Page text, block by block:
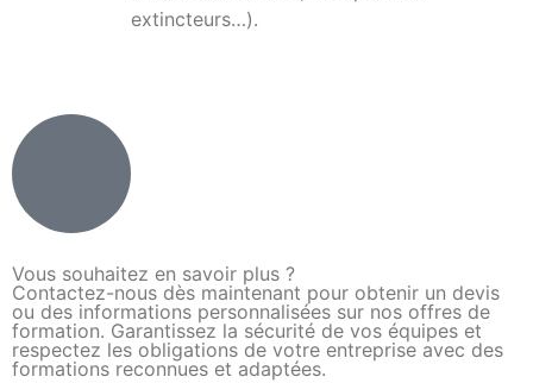
extincteurs…).
Vous souhaitez en savoir plus ?
Contactez-nous dès maintenant pour obtenir un devis
ou des informations personnalisées sur nos offres de
formation. Garantissez la sécurité de vos équipes et
respectez les obligations de votre entreprise avec des
formations reconnues et adaptées.